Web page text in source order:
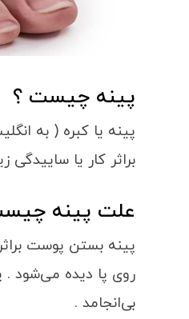
پینه چیست ؟
براثر کار یا
علت پینه
پینه بستن پوست
روی پا دیده می‌شود .
بی‌انجامد .